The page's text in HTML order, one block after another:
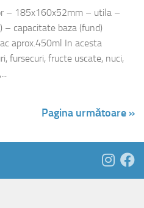
– 185x160x52mm – utila –
– capacitate baza (fund)
aprox.450ml In acesta
fursecuri, fructe uscate, nuci,
Pagina următoare »